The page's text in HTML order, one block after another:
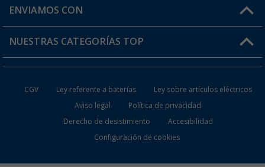
Tarjeta Berger Digital
Información de envío
¿Dónde está mi pedido?
ENVIAMOS CON
NUESTRAS CATEGORÍAS TOP
Muebles de Camping
CGV Ley referente a baterías
Ley sobre artículos eléctricos
Aviso legal
Política de privacidad
Derecho de desistimiento
Accesibilidad
Configuración de cookies